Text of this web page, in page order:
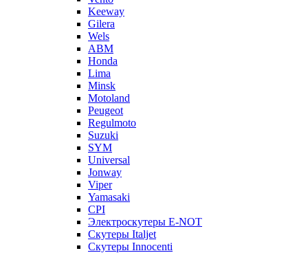
Keeway
Gilera
Wels
ABM
Honda
Lima
Minsk
Motoland
Peugeot
Regulmoto
Suzuki
SYM
Universal
Jonway
Viper
Yamasaki
CPI
Электроскутеры E-NOT
Скутеры Italjet
Скутеры Innocenti